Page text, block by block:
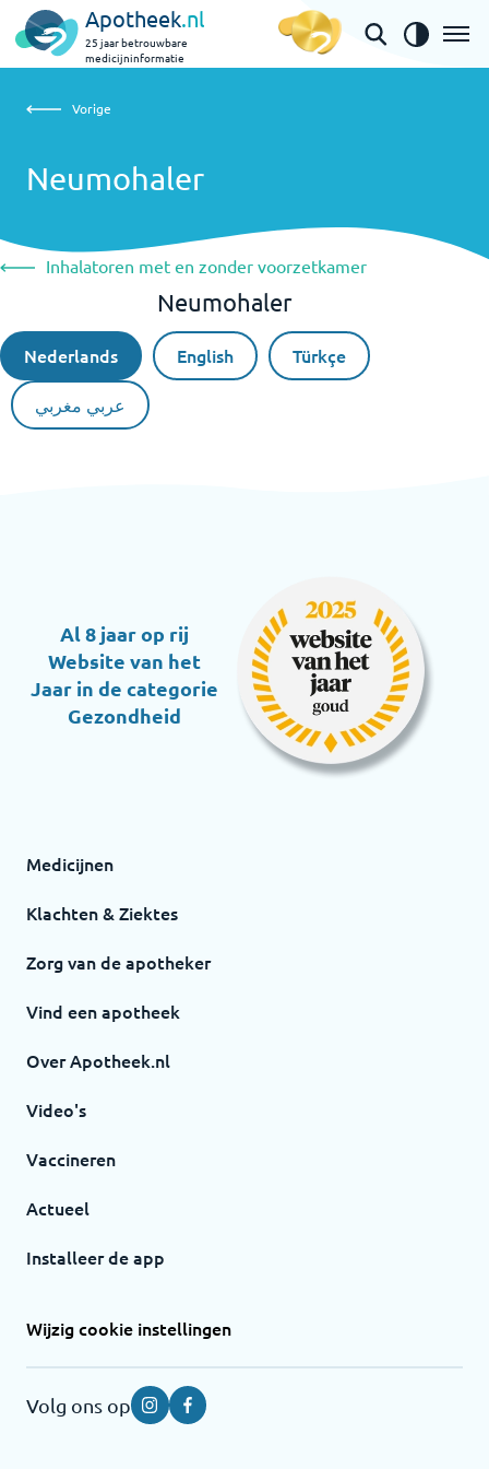
Apotheek.nl
25 jaar betrouwbare
medicijninformatie
Neumohaler
Vorige
Neumohaler
Inhalatoren met en zonder voorzetkamer
Neumohaler
Nederlands English Türkçe
عربي مغربي
Al 8 jaar op rij
Website van het
Jaar in de categorie
Gezondheid
Medicijnen
Klachten & Ziektes
Zorg van de apotheker
Vind een apotheek
Over Apotheek.nl
Video's
Vaccineren
Actueel
Installeer de app
Wijzig cookie instellingen
Volg ons op InstagramFacebook